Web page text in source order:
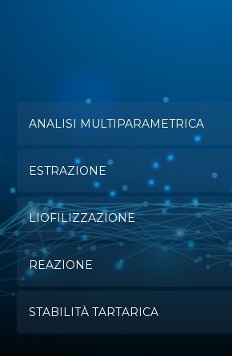
ANALISI MULTIPARAMETRICA
ESTRAZIONE
LIOFILIZZAZIONE
REAZIONE
STABILITÀ TARTARICA